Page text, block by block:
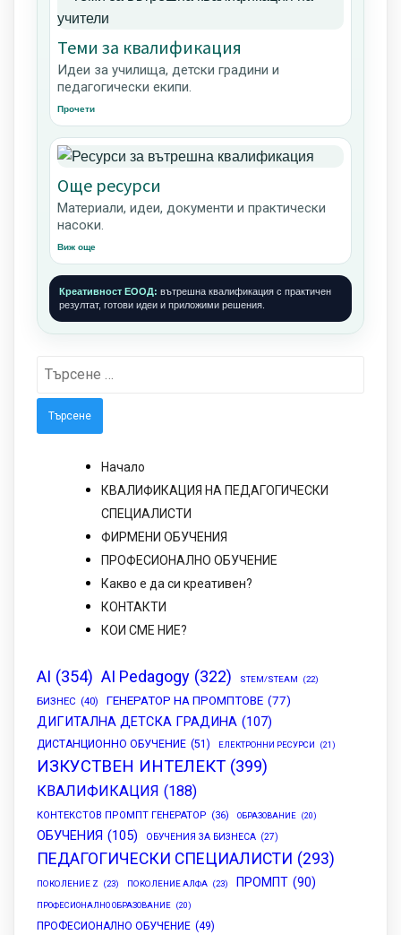
Теми за квалификация
Идеи за училища, детски градини и
педагогически екипи.
Прочети
Още ресурси
Материали, идеи, документи и практически
насоки.
Виж още
Креативност ЕООД: вътрешна квалификация с практичен
резултат, готови идеи и приложими решения.
Търсене
Начало
КВАЛИФИКАЦИЯ НА ПЕДАГОГИЧЕСКИ
СПЕЦИАЛИСТИ
ФИРМЕНИ ОБУЧЕНИЯ
ПРОФЕСИОНАЛНО ОБУЧЕНИЕ
Какво е да си креативен?
КОНТАКТИ
КОИ СМЕ НИЕ?
AI (354) AI Pedagogy (322) STEM/STEAM (22)
БИЗНЕС (40) ГЕНЕРАТОР НА ПРОМПТОВЕ (77)
ДИГИТАЛНА ДЕТСКА ГРАДИНА (107)
ДИСТАНЦИОННО ОБУЧЕНИЕ (51) ЕЛЕКТРОННИ РЕСУРСИ (21)
ИЗКУСТВЕН ИНТЕЛЕКТ (399)
КВАЛИФИКАЦИЯ (188)
КОНТЕКСТОВ ПРОМПТ ГЕНЕРАТОР (36) ОБРАЗОВАНИЕ (20)
ОБУЧЕНИЯ (105) ОБУЧЕНИЯ ЗА БИЗНЕСА (27)
ПЕДАГОГИЧЕСКИ СПЕЦИАЛИСТИ (293)
ПОКОЛЕНИЕ Z (23) ПОКОЛЕНИЕ АЛФА (23) ПРОМПТ (90)
ПРОФЕСИОНАЛНО ОБРАЗОВАНИЕ (20)
ПРОФЕСИОНАЛНО ОБУЧЕНИЕ (49)